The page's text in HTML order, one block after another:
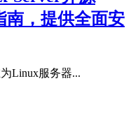
南，提供全面安
Linux服务器...